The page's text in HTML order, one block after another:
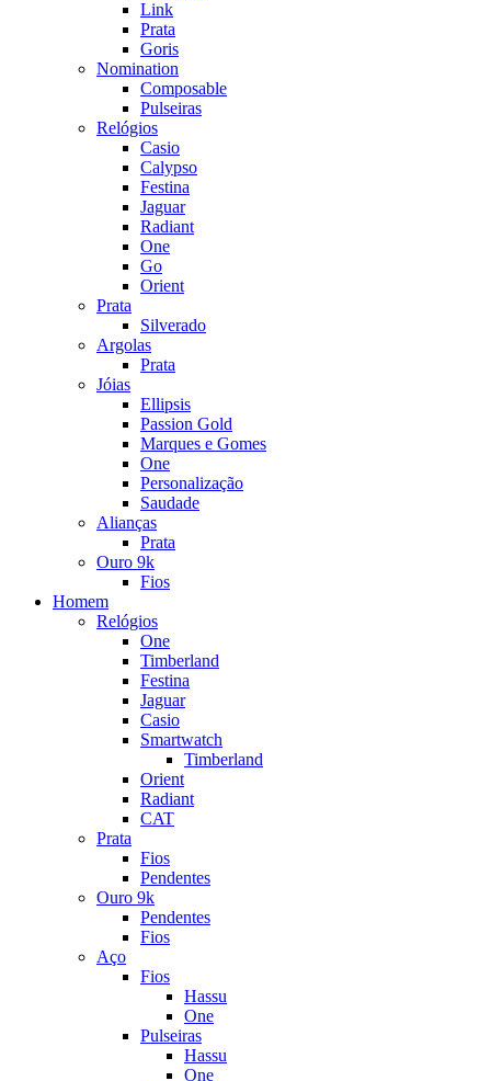
Link
Prata
Goris
Nomination
Composable
Pulseiras
Relógios
Casio
Calypso
Festina
Jaguar
Radiant
One
Go
Orient
Prata
Silverado
Argolas
Prata
Jóias
Ellipsis
Passion Gold
Marques e Gomes
One
Personalização
Saudade
Alianças
Prata
Ouro 9k
Fios
Homem
Relógios
One
Timberland
Festina
Jaguar
Casio
Smartwatch
Timberland
Orient
Radiant
CAT
Prata
Fios
Pendentes
Ouro 9k
Pendentes
Fios
Aço
Fios
Hassu
One
Pulseiras
Hassu
One